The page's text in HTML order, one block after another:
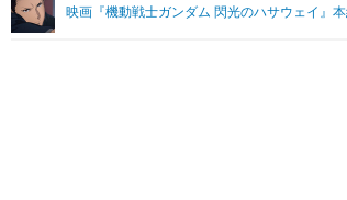
映画『機動戦士ガンダム 閃光のハサウェイ』